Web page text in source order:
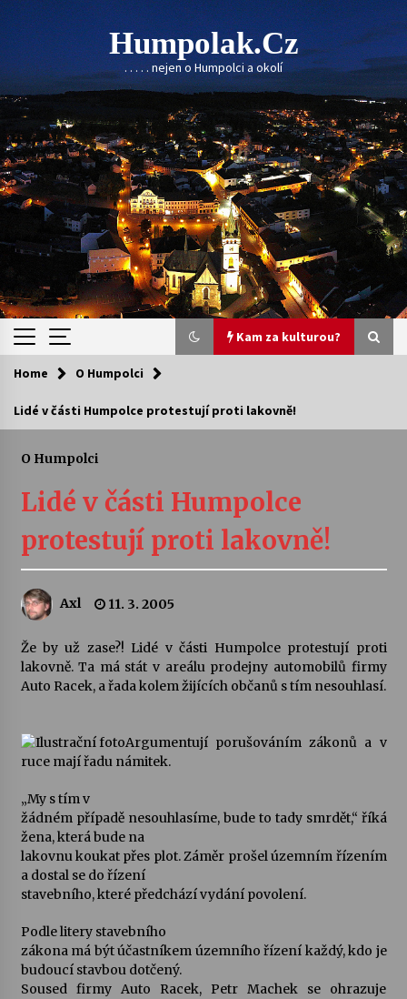
Skip
to
content
Humpolak.cz
. . . . . nejen o Humpolci a okolí
Kam za kulturou?
Kam za kulturou?
Vernisáž výstavy Josefíny Duškové: Stávám se
kapkou
30. 7. 2026
Veselí muzikanti
Pozvánka na integrační festival Quijotova
Letní koncerty ve Stromovce: Kolchoz a
Votavžatský ploty
23. 7. 2026
Letní koncerty ve Stromovce: Rufus Miller
22. 7. 2026
Home O Humpolci
Lidé v části Humpolce protestují proti lakovně!
O Humpolci
Lidé v části Humpolce
protestují proti lakovně!
Axl 11. 3. 2005
Že by už zase?! Lidé v části Humpolce protestují proti
lakovně. Ta má stát v areálu prodejny automobilů firmy
Auto Racek, a řada kolem žijících občanů s tím nesouhlasí.
Argumentují porušováním zákonů a v
ruce mají řadu námitek.
„My s tím v
žádném případě nesouhlasíme, bude to tady smrdět,“ říká
žena, která bude na
lakovnu koukat přes plot. Záměr prošel územním řízením
a dostal se do řízení
stavebního, které předchází vydání povolení.
Podle litery stavebního
zákona má být účastníkem územního řízení každý, kdo je
budoucí stavbou dotčený.
Soused firmy Auto Racek, Petr Machek se ohrazuje